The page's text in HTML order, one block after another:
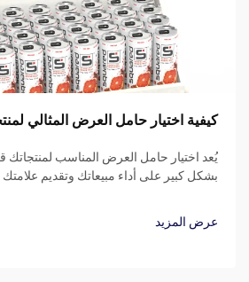
كيفية اختيار حامل العرض المثالي
يُعد اختيار حامل العرض المناسب لمنتجاتك
بشكل كبير على أداء مبيعاتك وتقديم
عرض المزيد